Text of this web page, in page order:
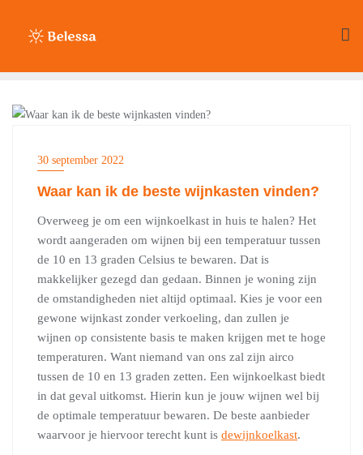
inhoud
30 september 2022
Waar kan ik de beste wijnkasten vinden?
Overweeg je om een wijnkoelkast in huis te halen? Het
wordt aangeraden om wijnen bij een temperatuur tussen
de 10 en 13 graden Celsius te bewaren. Dat is
makkelijker gezegd dan gedaan. Binnen je woning zijn
de omstandigheden niet altijd optimaal. Kies je voor een
gewone wijnkast zonder verkoeling, dan zullen je
wijnen op consistente basis te maken krijgen met te hoge
temperaturen. Want niemand van ons zal zijn airco
tussen de 10 en 13 graden zetten. Een wijnkoelkast biedt
in dat geval uitkomst. Hierin kun je jouw wijnen wel bij
de optimale temperatuur bewaren. De beste aanbieder
waarvoor je hiervoor terecht kunt is dewijnkoelkast.